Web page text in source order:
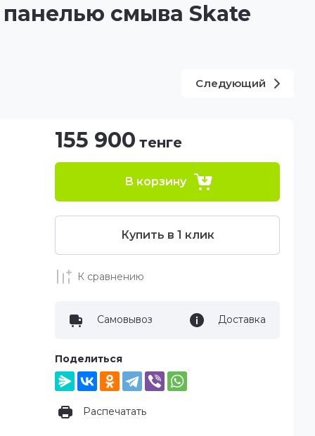
панелью смыва Skate
Следующий
155 900 тенге
В корзину
Купить в 1 клик
К сравнению
Самовывоз Доставка
Поделиться
Распечатать